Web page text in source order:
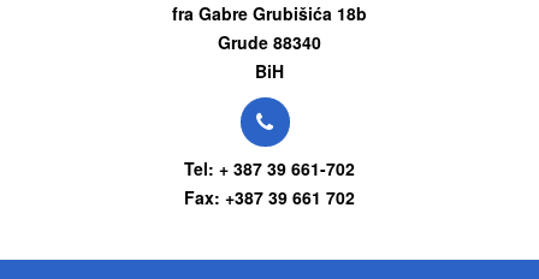
fra Gabre Grubišića 18b
Grude 88340
BiH
Tel: + 387 39 661-702
Fax: +387 39 661 702